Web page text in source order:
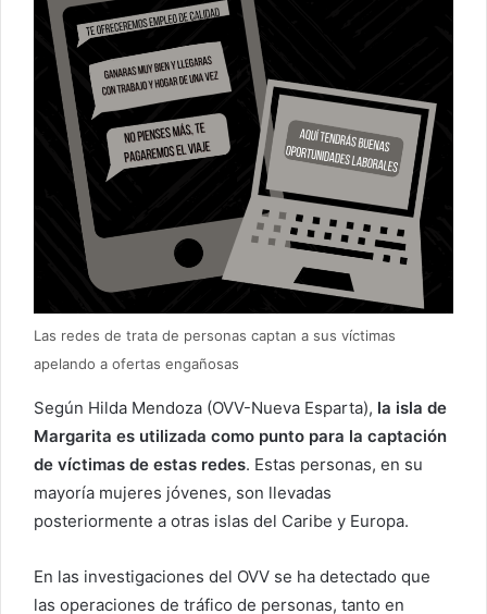
Las redes de trata de personas captan a sus víctimas
apelando a ofertas engañosas
Según Hilda Mendoza (OVV-Nueva Esparta), la isla de
Margarita es utilizada como punto para la captación
de víctimas de estas redes. Estas personas, en su
mayoría mujeres jóvenes, son llevadas
posteriormente a otras islas del Caribe y Europa.
En las investigaciones del OVV se ha detectado que
las operaciones de tráfico de personas, tanto en